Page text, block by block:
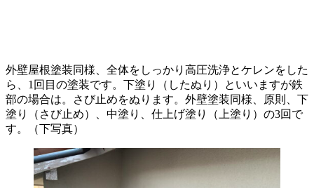
外壁屋根塗装同様、全体をしっかり高圧洗浄とケレンをした
ら、1回目の塗装です。下塗り（したぬり）といいますが鉄
部の場合は。さび止めをぬります。外壁塗装同様、原則、下
塗り（さび止め）、中塗り、仕上げ塗り（上塗り）の3回で
す。（下写真）